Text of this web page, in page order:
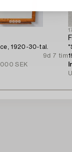
1920-30-tal.
9d 7 tim
SEK